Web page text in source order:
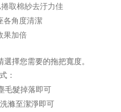
取棉紗去汙力佳
各角度清潔
果加倍
擇您需要的拖把寬度。
：
毛髮掉落即可
滌至潔淨即可